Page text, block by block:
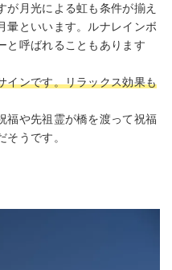
が月光による虹も条件が揃え
暈といいます。ルナレインボ
と呼ばれることもあります
インです。リラックス効果も
福や先祖霊が橋を渡って祝福
うです。